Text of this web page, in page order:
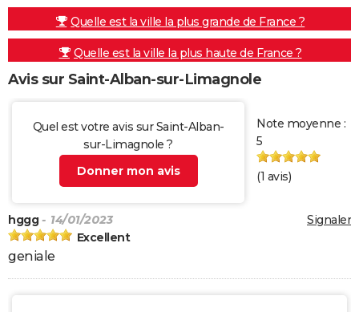
Quelle est la ville la plus grande de France ?
Quelle est la ville la plus haute de France ?
Avis sur Saint-Alban-sur-Limagnole
Quel est votre avis sur Saint-Alban-
sur-Limagnole ?
Donner mon avis
Note moyenne :
5
(1 avis)
Signaler
hggg - 14/01/2023
Excellent
geniale